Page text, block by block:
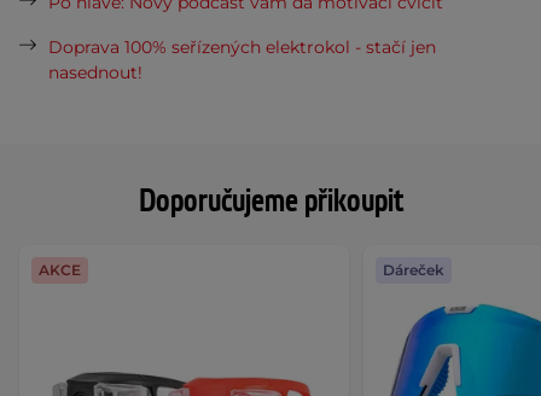
Doporučujeme přikoupit
AKCE Dáreček
Doprava 100% seřízených elektrokol - stačí jen
nasednout!